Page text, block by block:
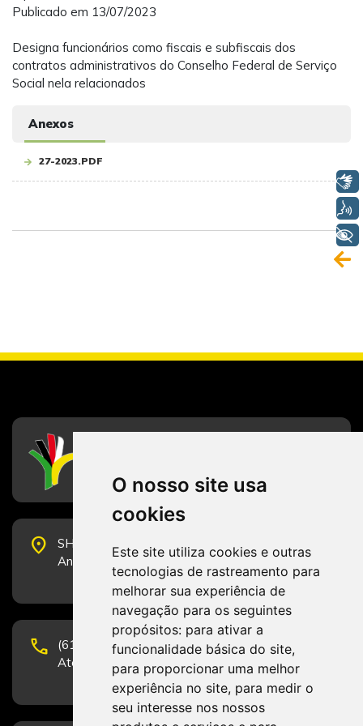
O nosso site usa
cookies
Este site utiliza cookies e outras
tecnologias de rastreamento para
melhorar sua experiência de
navegação para os seguintes
propósitos: para ativar a
funcionalidade básica do site,
para proporcionar uma melhor
experiência no site, para medir o
seu interesse nos nossos
Publicado em 13/07/2023
Designa funcionários como fiscais e subfiscais dos
contratos administrativos do Conselho Federal de Serviço
Social nela relacionados
Anexos
27-2023.PDF
place
SHS Quadra 6, Bloco E, Complexo Brasil 21, 20º
Andar, Sala 2001 - CEP 70322-915 - Brasília/DF
phone
(61) 3223-1652 e (61) 98131-3801.
Atendimento por telefone em horário comercial
Libras
+ Acessibilidade